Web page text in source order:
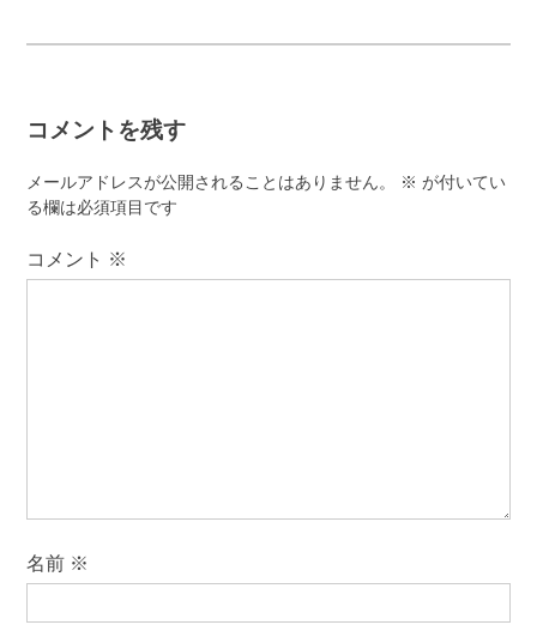
ー
シ
ョ
コメントを残す
メールアドレスが公開されることはありません。 ※ が付いてい
る欄は必須項目です
コメント ※
名前 ※